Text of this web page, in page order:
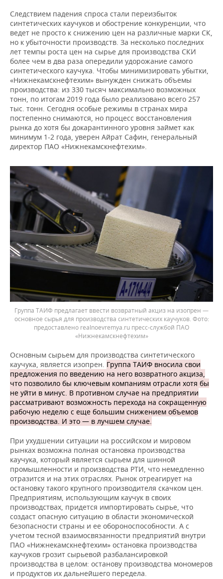
Следствием падения спроса стали переизбыток
синтетических каучуков и обострение конкуренции, что
ведет не просто к снижению цен на различные марки СК,
но к убыточности производств. За несколько последних
лет темпы роста цен на сырье для производства СКИ
более чем в два раза опередили удорожание самого
синтетического каучука. Чтобы минимизировать убытки,
«Нижнекамскнефтехим» вынужден снижать объемы
производства: из 330 тысяч максимально возможных
тонн, по итогам 2019 года было реализовано всего 257
тыс. тонн. Сегодня особые режимы в странах мира
постепенно снимаются, но процесс восстановления
рынка до хотя бы докарантинного уровня займет как
минимум 1-2 года, уверен Айрат Сафин, генеральный
директор ПАО «Нижнекамскнефтехим».
Группа ТАИФ предлагает ввести возвратный акциз на изопрен —
основное сырья для производства синтетических каучуков. Фото:
предоставлено realnoevremya.ru пресс-службой ПАО
«Нижнекамскнефтехим»
Основным сырьем для производства синтетического
каучука, является изопрен. Группа ТАИФ вносила свои
предложения по введению на него возвратного акциза,
что позволило бы ключевым компаниям отрасли хотя бы
не уйти в минус. В противном случае на предприятии
рассматривают возможность перехода на сокращенную
рабочую неделю с еще большим снижением объемов
производства. И это — в лучшем случае.
При ухудшении ситуации на российском и мировом
рынках возможна полная остановка производства
каучука, который является сырьем для шинной
промышленности и производства РТИ, что немедленно
отразится и на этих отраслях. Рынок отреагирует на
остановку такого крупного производителя скачком цен.
Предприятиям, использующим каучук в своих
производствах, придется импортировать сырье, что
создаст опасную ситуацию в области экономической
безопасности страны и ее обороноспособности. А с
учетом тесной взаимосвязанности предприятий внутри
ПАО «Нижнекамскнефтехим» остановка производства
каучуков грозит сырьевой разбалансировкой
производства в целом: останову производства мономеров
и продуктов их дальнейшего передела.